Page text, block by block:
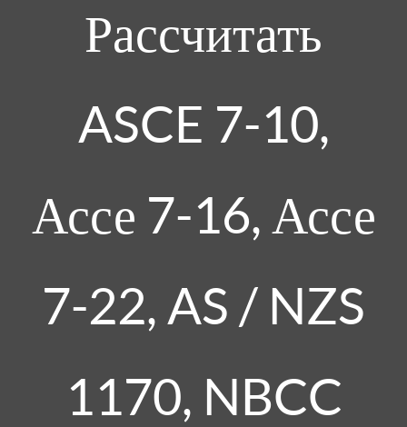
Рассчитать
ASCE 7-10,
Ассе 7-16, Ассе
7-22, AS / NZS
1170, NBCC